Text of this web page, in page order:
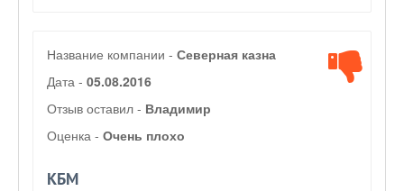
Название компании - Северная казна
Дата - 05.08.2016
Отзыв оставил - Владимир
Оценка - Очень плохо
КБМ